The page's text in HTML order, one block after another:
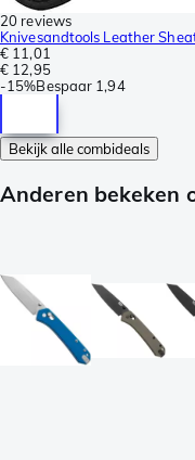
20 reviews
Knivesandtools Leather
€ 11,01
€ 12,95
-15%Bespaar 1,94
Bekijk alle combideals
Anderen bekeken